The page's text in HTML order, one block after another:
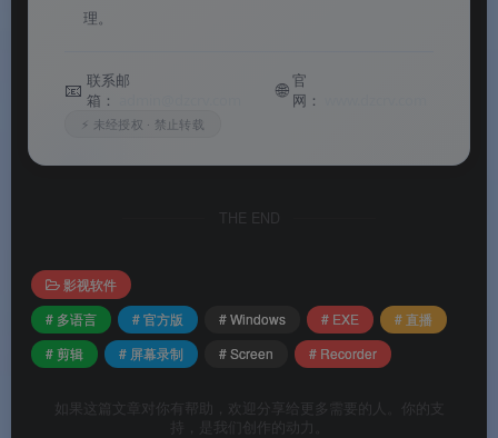
⌨️直播Widget & 热键
按钮。
软件特色
🔄录制→直播→剪辑一条龙
：讯连家产品线打
通，Screen Recorder + PowerDirector 引擎同源，
游戏模式优化
：针对 DirectX / OpenGL 游戏捕
理。
📧 联系邮
箱：
🌐官
网：
⚡ 未经授权 · 禁止转载
THE END
影视软件
# 多语言
# 官方版 # Windows # EXE
# 直播
# 剪辑
# 屏幕录制 # Screen # Recorder
如果这篇文章对你有帮助，欢迎分享给更多需要的人。你的支
持，是我们创作的动力。